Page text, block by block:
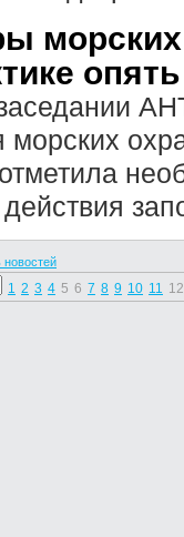
морских
новостей
1 2 3 4 5 6 7 8 9 10 11 12